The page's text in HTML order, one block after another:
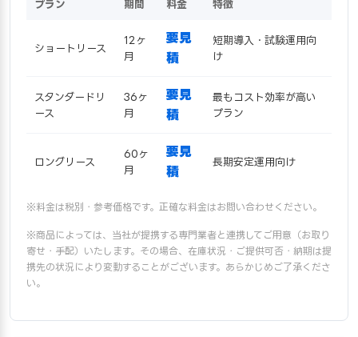
プラン 期間 料金 特徴
ショートリース
12ヶ
月
要見
積
短期導入・試験運用向
け
スタンダードリ
ース
36ヶ
月
要見
積
最もコスト効率が高い
プラン
ロングリース
60ヶ
月
要見
積
長期安定運用向け
※料金は税別・参考価格です。正確な料金はお問い合わせください。
※商品によっては、当社が提携する専門業者と連携してご用意（お取り
寄せ・手配）いたします。その場合、在庫状況・ご提供可否・納期は提
携先の状況により変動することがございます。あらかじめご了承くださ
い。